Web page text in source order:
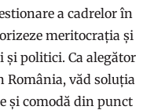
a cadrelor în
meritocrația și
și politici. Ca alegător
România, văd soluția
și comodă din punct